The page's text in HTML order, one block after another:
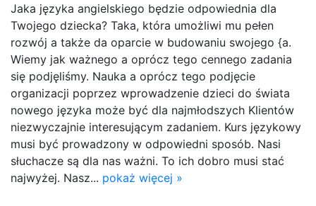
Jaka języka angielskiego będzie odpowiednia dla
Twojego dziecka? Taka, która umożliwi mu pełen
rozwój a także da oparcie w budowaniu swojego {a.
Wiemy jak ważnego a oprócz tego cennego zadania
się podjęliśmy. Nauka a oprócz tego podjęcie
organizacji poprzez wprowadzenie dzieci do świata
nowego języka może być dla najmłodszych Klientów
niezwyczajnie interesującym zadaniem. Kurs językowy
musi być prowadzony w odpowiedni sposób. Nasi
słuchacze są dla nas ważni. To ich dobro musi stać
najwyżej. Nasz... pokaż więcej »